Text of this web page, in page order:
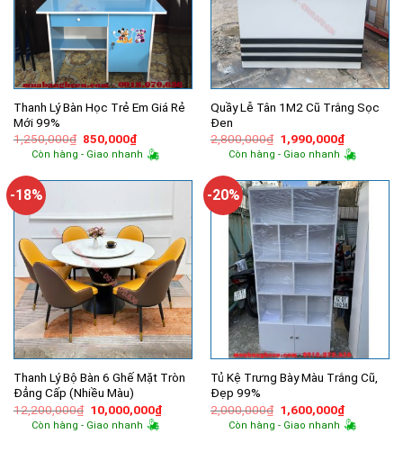
Thanh Lý Bàn Học Trẻ Em Giá Rẻ
Mới 99%
1,250,000₫ Giá
gốc
là:
850,000₫Giá
hiện
tại
850,000₫.
Còn hàng - Giao nhanh
Quầy Lễ Tân 1M2 Cũ Trắng Sọc
Đen
2,800,000₫ Giá
gốc
là:
1,990,000₫Giá
hiện
tại
Còn hàng - Giao nhanh
-18%
Thanh Lý Bộ Bàn 6 Ghế Mặt Tròn
Đẳng Cấp (Nhiều Màu)
12,200,000₫ Giá
gốc
là:
10,000,000₫Giá
hiện
Còn hàng - Giao nhanh
-20%
Tủ Kệ Trưng Bày Màu Trắng Cũ,
Đẹp 99%
2,000,000₫ Giá
gốc
là:
1,600,000₫Giá
hiện
tại
Còn hàng - Giao nhanh